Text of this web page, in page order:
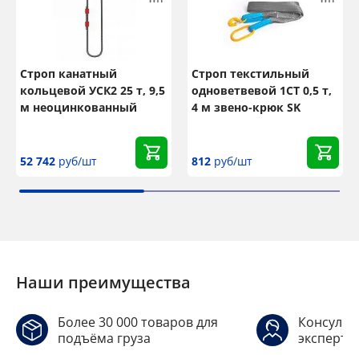
Строп канатный
кольцевой УСК2 25 т, 9,5
м неоцинкованный
52 742 руб/шт
Строп текстильный
одноветвевой 1СТ 0,5 т,
4 м звено-крюк SK
812 руб/шт
Наши преимущества
Более 30 000 товаров для
подъёма груза